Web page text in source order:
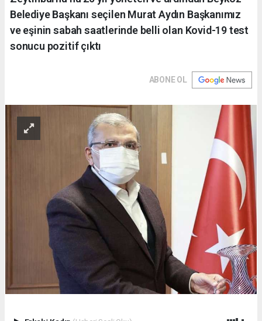
Belediye Başkanı seçilen Murat Aydın Başkanımız
ve eşinin sabah saatlerinde belli olan Kovid-19 test
sonucu pozitif çıktı
ABONE OL